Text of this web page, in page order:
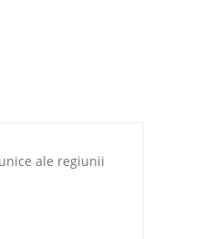
ale regiunii